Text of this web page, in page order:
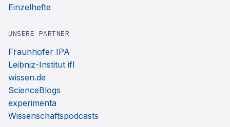
Einzelhefte
UNSERE PARTNER
Fraunhofer IPA
Leibniz-Institut ifl
wissen.de
ScienceBlogs
experimenta
Wissenschaftspodcasts